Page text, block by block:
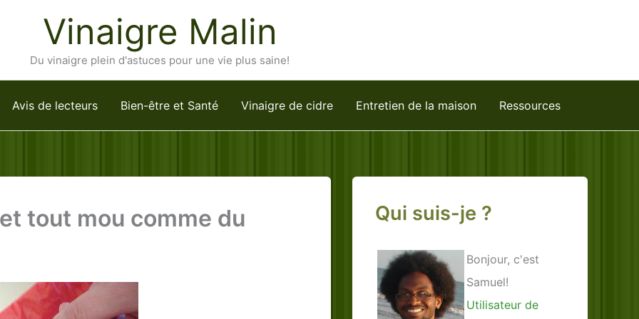
Vinaigre Malin
Du vinaigre plein d'astuces pour une vie plus saine!
Avis de lecteurs Bien-être et Santé Vinaigre de cidre Entretien de la maison Ressources
tout mou comme du
Qui suis-je ?
Bonjour, c'est
Samuel!
Utilisateur de